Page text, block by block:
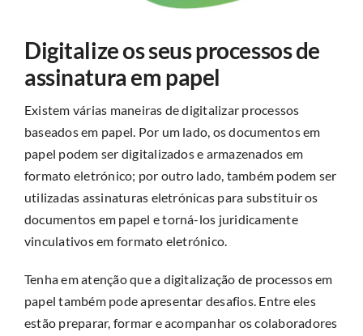
Digitalize os seus processos de
assinatura em papel
Existem várias maneiras de digitalizar processos
baseados em papel. Por um lado, os documentos em
papel podem ser digitalizados e armazenados em
formato eletrónico; por outro lado, também podem ser
utilizadas assinaturas eletrónicas para substituir os
documentos em papel e torná-los juridicamente
vinculativos em formato eletrónico.
Tenha em atenção que a digitalização de processos em
papel também pode apresentar desafios. Entre eles
estão preparar, formar e acompanhar os colaboradores